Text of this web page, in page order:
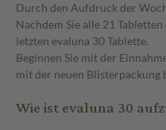
Durch den Aufdruck der
Nachdem Sie alle 21
letzten evaluna 30 Tablette.
Beginnen Sie mit der
mit der neuen Blisterpackung
Wie ist evaluna 30